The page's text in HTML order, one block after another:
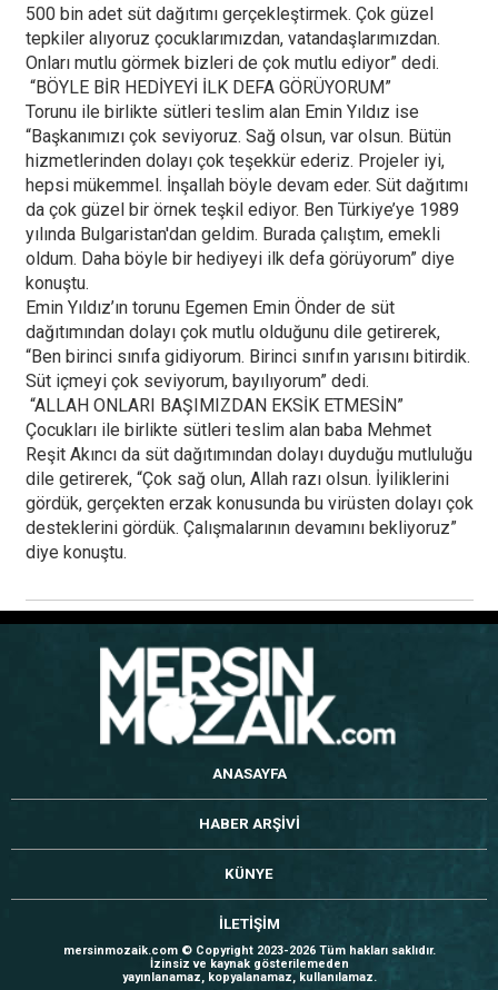
500 bin adet süt dağıtımı gerçekleştirmek. Çok güzel
tepkiler alıyoruz çocuklarımızdan, vatandaşlarımızdan.
Onları mutlu görmek bizleri de çok mutlu ediyor” dedi.
“BÖYLE BİR HEDİYEYİ İLK DEFA GÖRÜYORUM”
Torunu ile birlikte sütleri teslim alan Emin Yıldız ise
“Başkanımızı çok seviyoruz. Sağ olsun, var olsun. Bütün
hizmetlerinden dolayı çok teşekkür ederiz. Projeler iyi,
hepsi mükemmel. İnşallah böyle devam eder. Süt dağıtımı
da çok güzel bir örnek teşkil ediyor. Ben Türkiye’ye 1989
yılında Bulgaristan'dan geldim. Burada çalıştım, emekli
oldum. Daha böyle bir hediyeyi ilk defa görüyorum” diye
konuştu.
Emin Yıldız’ın torunu Egemen Emin Önder de süt
dağıtımından dolayı çok mutlu olduğunu dile getirerek,
“Ben birinci sınıfa gidiyorum. Birinci sınıfın yarısını bitirdik.
Süt içmeyi çok seviyorum, bayılıyorum” dedi.
“ALLAH ONLARI BAŞIMIZDAN EKSİK ETMESİN”
Çocukları ile birlikte sütleri teslim alan baba Mehmet
Reşit Akıncı da süt dağıtımından dolayı duyduğu mutluluğu
dile getirerek, “Çok sağ olun, Allah razı olsun. İyiliklerini
gördük, gerçekten erzak konusunda bu virüsten dolayı çok
desteklerini gördük. Çalışmalarının devamını bekliyoruz”
diye konuştu.
ANASAYFA
HABER ARŞİVİ
KÜNYE
İLETİŞİM
mersinmozaik.com © Copyright 2023-2026 Tüm hakları saklıdır.
İzinsiz ve kaynak gösterilemeden
yayınlanamaz, kopyalanamaz, kullanılamaz.